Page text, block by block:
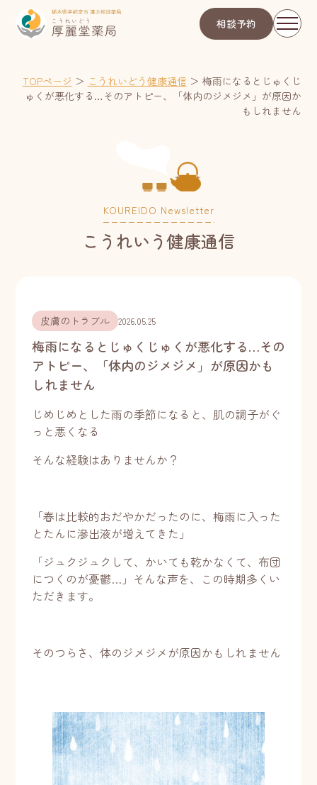
相談予約
TOPページ ＞ こうれいどう健康通信 ＞ 梅雨になるとじゅくじ
ゅくが悪化する…そのアトピー、「体内のジメジメ」が原因か
もしれません
KOUREIDO Newsletter
こうれいう健康通信
皮膚のトラブル 2026.05.25
梅雨になるとじゅくじゅくが悪化する…その
アトピー、「体内のジメジメ」が原因かも
しれません
じめじめとした雨の季節になると、肌の調子がぐ
っと悪くなる
そんな経験はありませんか？
「春は比較的おだやかだったのに、梅雨に入った
とたんに滲出液が増えてきた」
「ジュクジュクして、かいても乾かなくて、布団
につくのが憂鬱…」そんな声を、この時期多くい
ただきます。
そのつらさ、体のジメジメが原因かもしれません